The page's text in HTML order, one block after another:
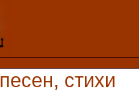
стихи